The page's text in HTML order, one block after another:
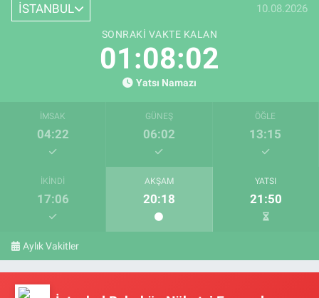
İSTANBUL 10.08.2026
SONRAKI VAKTE KALAN
01:08:01
Yatsı Namazı
İMSAK
04:22
GÜNEŞ
06:02
ÖĞLE
13:15
İKINDI
17:06
AKŞAM
20:18
YATSI
21:50
Aylık Vakitler